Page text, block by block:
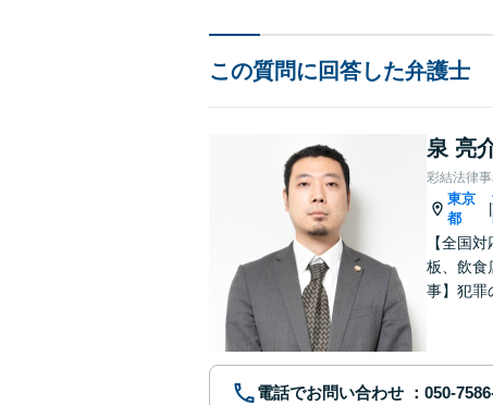
この質問に回答した弁護士
泉 亮
彩結法律
東京
都
【全国
板、飲食
事】犯罪
電話でお問い合わせ